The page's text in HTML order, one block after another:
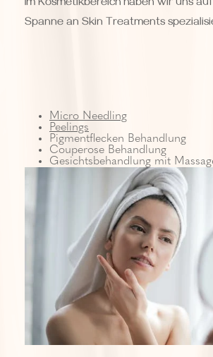
Im Kosmetikbereich haben wir uns
Spanne an Skin Treatments
Micro Needling
Peelings
Pigmentflecken Behandlung
Couperose Behandlung
Gesichtsbehandlung mit